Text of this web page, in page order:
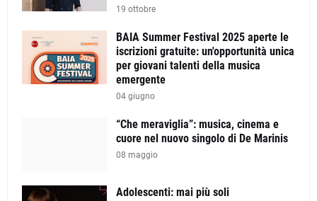
19 ottobre
BAIA Summer Festival 2025 aperte le
iscrizioni gratuite: un'opportunità unica
per giovani talenti della musica
emergente
04 giugno
“Che meraviglia”: musica, cinema e
cuore nel nuovo singolo di De Marinis
08 maggio
Adolescenti: mai più soli